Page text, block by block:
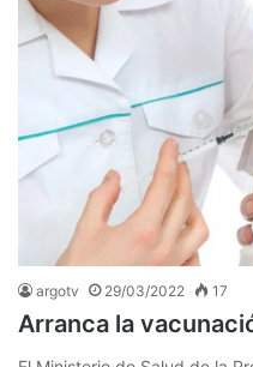
argotv 29/03/2022 17
Arranca la